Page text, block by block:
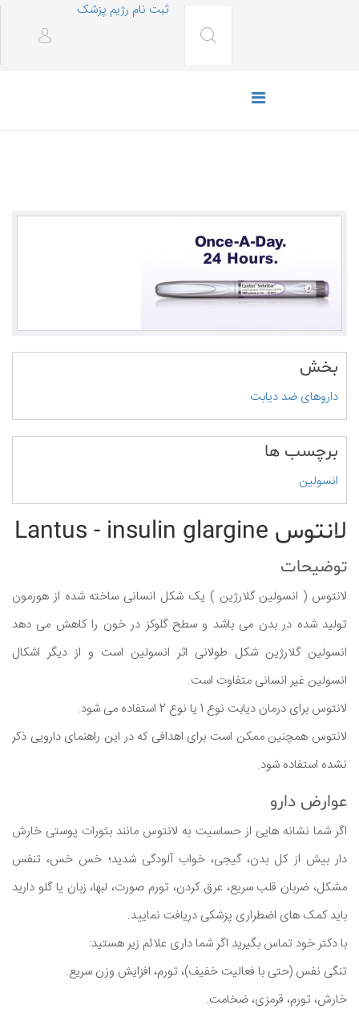
ثبت نام رژیم پزشک
بخش
داروهای ضد دیابت
برچسب ها
انسولین
لانتوس Lantus - insulin glargine
توضیحات
لانتوس ( انسولین گلارژین ) یک شکل انسانی ساخته شده از هورمون
تولید شده در بدن می باشد و سطح گلوکز در خون را کاهش می دهد
انسولین گلارژین شکل طولانی اثر انسولین است و از دیگر اشکال
انسولین غیر انسانی متفاوت است.
لانتوس برای درمان دیابت نوع 1 یا نوع 2 استفاده می شود.
لانتوس همچنین ممکن است برای اهدافی که در این راهنمای دارویی ذکر
نشده استفاده شود.
عوارض دارو
اگر شما نشانه هایی از حساسیت به لانتوس مانند بثورات پوستی خارش
دار بیش از کل بدن، گیجی، خواب آلودگی شدید؛ خس خس، تنفس
مشکل، ضربان قلب سریع، عرق کردن، تورم صورت، لبها، زبان یا گلو دارید
باید کمک های اضطراری پزشکی دریافت نمایید.
با دکتر خود تماس بگیرید اگر شما داری علائم زیر هستید:
تنگی نفس (حتی با فعالیت خفیف)، تورم، افزایش وزن سریع.
خارش، تورم، قرمزی، ضخامت.